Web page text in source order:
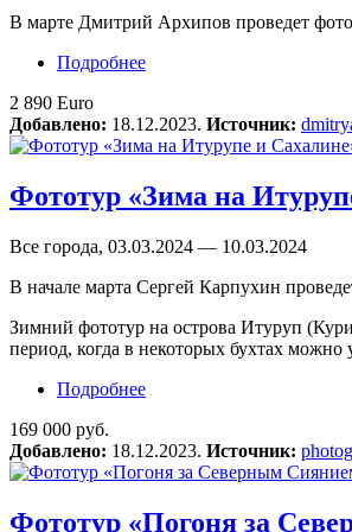
В марте Дмитрий Архипов проведет
Подробнее
2 890 Euro
Добавлено: 18.12.2023. Источник:
Фототур «Зима на
Все города, 03.03.2024 — 10.03.2024
В начале марта Сергей Карпухин
Зимний фототур на острова Итуруп
период, когда в некоторых бухтах
Подробнее
169 000 руб.
Добавлено: 18.12.2023. Источник:
Фототур «Погоня за